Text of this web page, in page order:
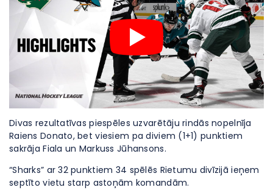
Divas rezultatīvas piespēles uzvarētāju rindās nopelnīja
Raiens Donato, bet viesiem pa diviem (1+1) punktiem
sakrāja Fiala un Markuss Jūhansons.
“Sharks” ar 32 punktiem 34 spēlēs Rietumu divīzijā ieņem
septīto vietu starp astoņām komandām.